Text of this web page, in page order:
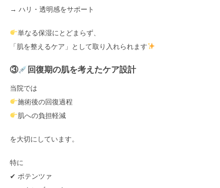
→ ハリ・透明感をサポート
単なる保湿にとどまらず、
「肌を整えるケア」として取り入れられます
③ 回復期の肌を考えたケア設計
当院では
施術後の回復過程
肌への負担軽減
を大切にしています。
特に
✔ ポテンツァ